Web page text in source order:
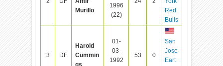
Murillo
1996
(22)
Red
Bulls
3 DF
Harold
Cummin
gs
01-
03-
1992
53 0
San
Jose
Eart